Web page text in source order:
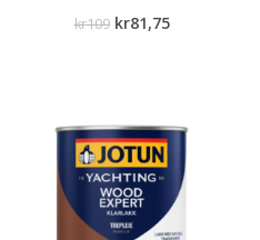
kr109 kr81,75